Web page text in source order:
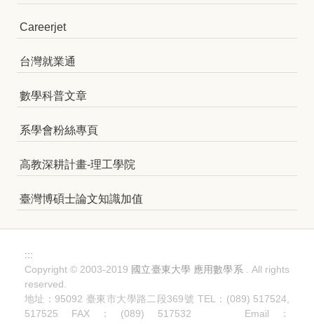
Careerjet
台灣就業通
數學科普文章
系學會粉絲專頁
高教深耕計畫-理工學院
臺灣博碩士論文知識加值
:::
Copyright © 2003-2019 國立臺東大學 應用數學系
. All rights
reserved.
地址：95092 臺東市大學路二段369號 TEL：(089) 517524,
517525 FAX：(089) 517532 Email：